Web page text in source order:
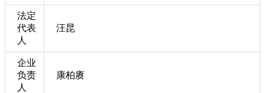
法定
代表
人
汪昆
企业
负责
人
康柏赓